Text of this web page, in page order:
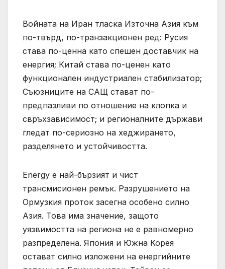
Войната на Иран тласка Източна Азия към
по-твърд, по-транзакционен ред: Русия
става по-ценна като спешен доставчик на
енергия; Китай става по-ценен като
функционален индустриален стабилизатор;
Съюзниците на САЩ стават по-
предпазливи по отношение на клопка и
свръхзависимост; и регионалните държави
гледат по-сериозно на хеджирането,
разделянето и устойчивостта.
Energy е най-бързият и чист
трансмисионен ремък. Разрушението на
Ормузкия проток засегна особено силно
Азия. Това има значение, защото
уязвимостта на региона не е равномерно
разпределена. Япония и Южна Корея
остават силно изложени на енергийните